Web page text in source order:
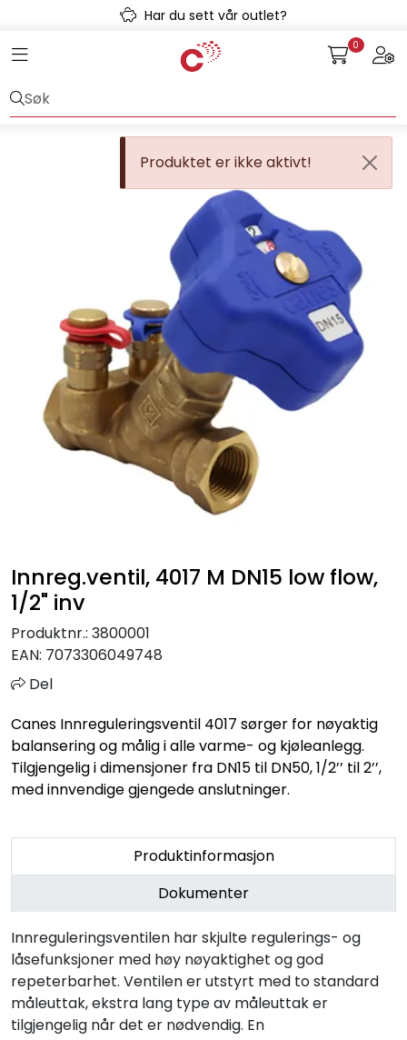
Skip to main contentHar du sett vår outlet?
Toggle navigation 0
Produktet er ikke aktivt!
Innreg.ventil, 4017 M DN15 low flow,
1/2" inv
Produktnr.: 3800001
EAN: 7073306049748
Del
Canes Innreguleringsventil 4017 sørger for nøyaktig
balansering og målig i alle varme- og kjøleanlegg.
Tilgjengelig i dimensjoner fra DN15 til DN50, 1/2’’ til 2’’,
med innvendige gjengede anslutninger.
Produktinformasjon
Dokumenter
Innreguleringsventilen har skjulte regulerings- og
låsefunksjoner med høy nøyaktighet og god
repeterbarhet. Ventilen er utstyrt med to standard
måleuttak, ekstra lang type av måleuttak er
tilgjengelig når det er nødvendig. En
Rørsystemer
Snøsmelt
Sprinkler
Vannbehandling
Varmeanlegg
Outlet
Utgått av sortiment
Kontakt oss